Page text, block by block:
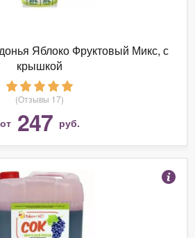
Яблоко Фруктовый Микс, с
крышкой
(Отзывы 17)
от 247 руб.